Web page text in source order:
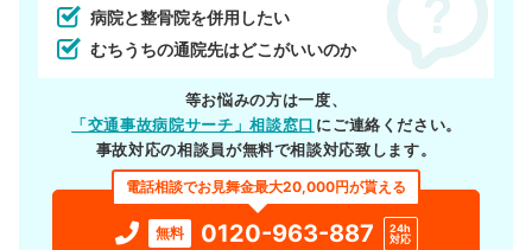
病院と整骨院を併用したい
むちうちの通院先はどこがいいのか
等お悩みの方は一度、
「交通事故病院サーチ」相談窓口 にご連絡ください。
事故対応の相談員が無料で相談対応致します。
電話相談でお見舞金最大20,000円が貰える
無料 0120-963-887
24h
対応